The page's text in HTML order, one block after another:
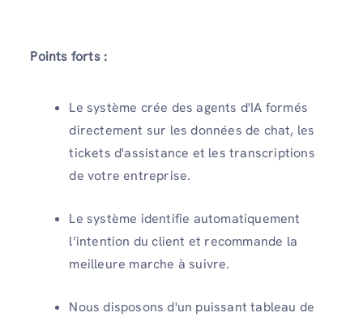
Points forts :
Le système crée des agents d'IA formés
directement sur les données de chat, les
tickets d'assistance et les transcriptions
de votre entreprise.
Le système identifie automatiquement
l’intention du client et recommande la
meilleure marche à suivre.
Nous disposons d'un puissant tableau de